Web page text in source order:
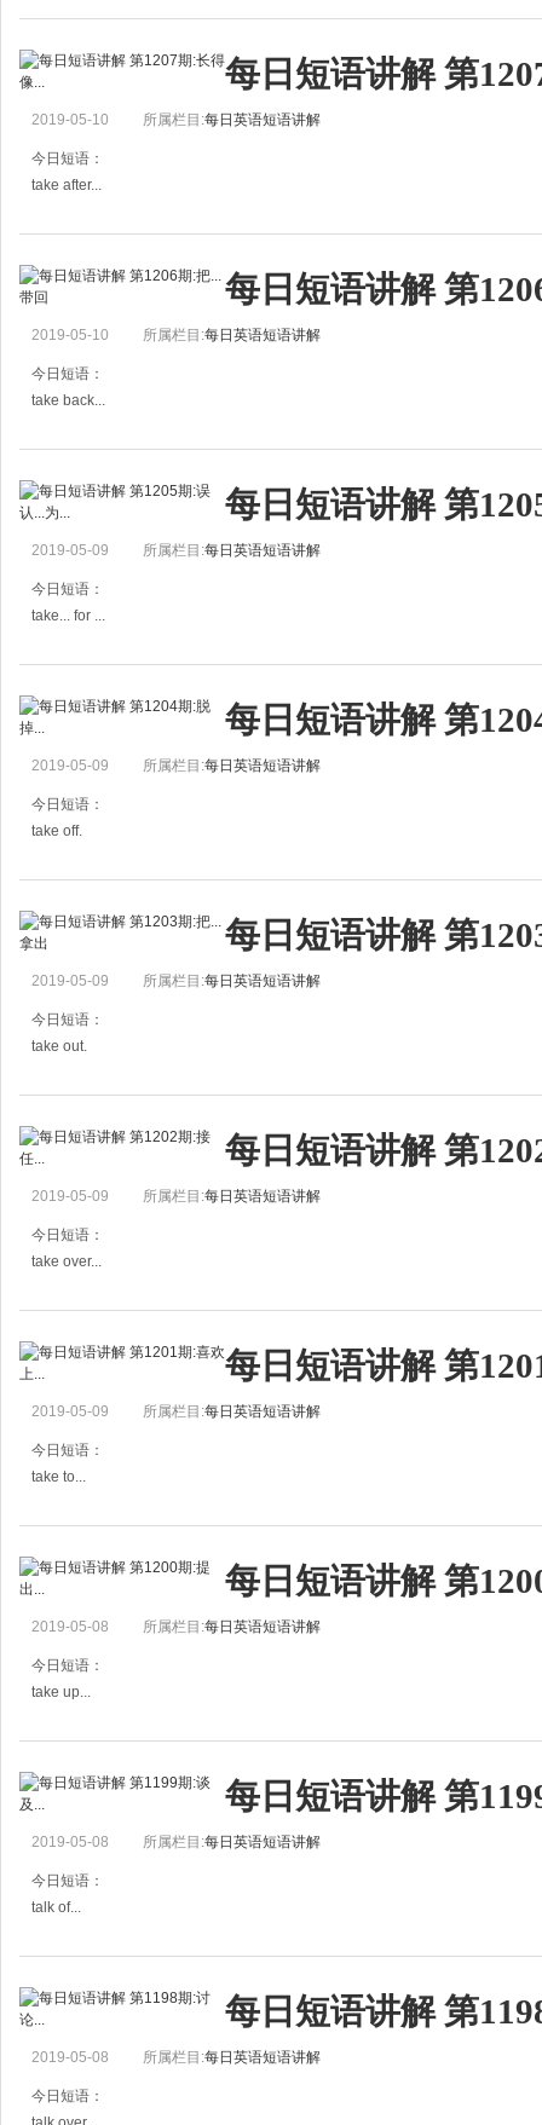
例句：
This morning I got up later than usual.
There are more people here than usual.
今天这儿的人比平时
每日短语讲解 第
2019-05-10 所属栏目:每日英语短语讲解
今日短语：
take after...
例句：
That girl takes after her mother.
He takes after his father in mathematical ability.
他的数学
每日短语讲解 第
2019-05-10 所属栏目:每日英语短语讲解
今日短语：
take back...
例句：
I take back what I just said.
The boy tried to take back his dog.
那少年设法将他的狗带回
每日短语讲解 第
2019-05-09 所属栏目:每日英语短语讲解
今日短语：
take... for ...
例句：
I took him for his brother. They are extremely alike.
Do you take me
每日短语讲解 第
2019-05-09 所属栏目:每日英语短语讲解
今日短语：
take off.
例句：
Take off your shoes.
Flight 123 to London will take off in five minutes.
往伦敦的123次班机将于五分钟后起飞。
每日短语讲解 第
2019-05-09 所属栏目:每日英语短语讲解
今日短语：
take out.
例句：
He took out ten dollars from his pocket.
May I take you out this evening?.
今晚我带你出去好吗？
每日短语讲解 第
2019-05-09 所属栏目:每日英语短语讲解
今日短语：
take over...
例句：
I took over the business from Father.
When shall I take over my new duties?
我何时接任新职？
每日短语讲解 第
2019-05-09 所属栏目:每日英语短语讲解
今日短语：
take to...
例句：
The children took to their new teacher soon.
He has taken t
每日短语讲解 第
2019-05-08 所属栏目:每日英语短语讲解
今日短语：
take up...
例句：
The housing problem was taken up at the meeting.
This work takes up too much time.
这个
每日短语讲解 第
2019-05-08 所属栏目:每日英语短语讲解
今日短语：
talk of...
例句：
Talking of food, what time are we having dinner?
He talks of going abroad.
他谈起要出国。
每日短语讲解 第
2019-05-08 所属栏目:每日英语短语讲解
今日短语：